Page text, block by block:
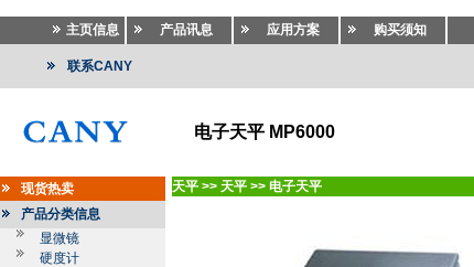
主页信息 产品讯息 应用方案 购买须知
联系CANY
电子天平 MP6000
现货热卖
产品分类信息
显微镜
硬度计
天平 >> 天平 >> 电子天平